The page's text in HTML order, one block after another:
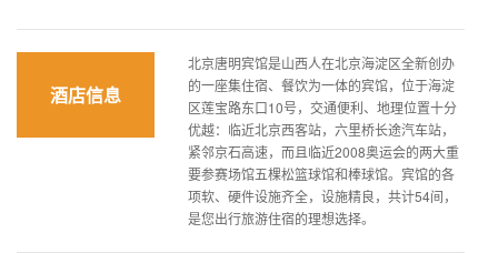
酒店信息
北京唐明宾馆是山西人在北京海淀区全新创办
的一座集住宿、餐饮为一体的宾馆，位于海淀
区莲宝路东口10号，交通便利、地理位置十分
优越：临近北京西客站，六里桥长途汽车站，
紧邻京石高速，而且临近2008奥运会的两大重
要参赛场馆五棵松篮球馆和棒球馆。宾馆的各
项软、硬件设施齐全，设施精良，共计54间，
是您出行旅游住宿的理想选择。